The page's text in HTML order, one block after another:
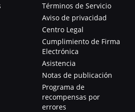
Términos de Servicio
Aviso de privacidad
Centro Legal
Cumplimiento de Firma
Electrónica
Asistencia
Notas de publicación
Programa de
recompensas por
errores